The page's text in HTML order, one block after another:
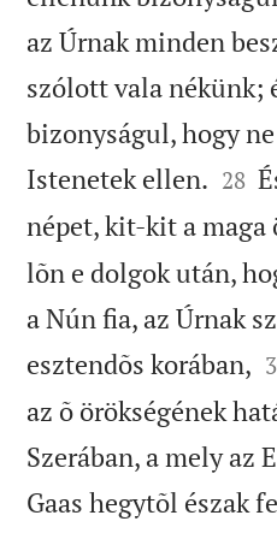
az Úrnak minden
szólott vala nékünk;
bizonyságul, hogy
Istenetek ellen. 

28
népet, kit-kit a maga
lõn e dolgok után,
a Nún fia, az Úrnak
esztendõs korában, 
az õ örökségének
Szerában, a mely az
Gaas hegytõl észak